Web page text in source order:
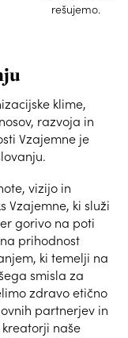
rešujemo.
klime,
razvoja in
Vzajemne je
vizijo in
Vzajemne, ki služi
gorivo na poti
prihodnost
ki temelji na
smisla za
zdravo etično
partnerjev in
naše